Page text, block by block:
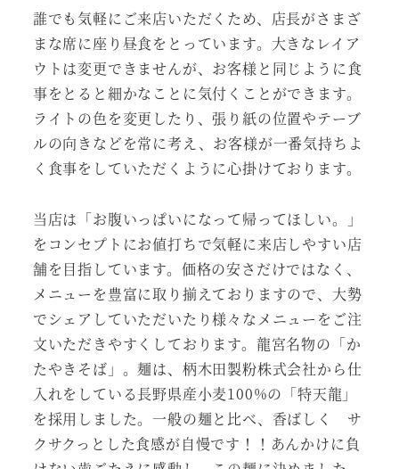
誰でも気軽にご来店いただくため、店長がさまざ
まな席に座り昼食をとっています。大きなレイア
ウトは変更できませんが、お客様と同じように食
事をとると細かなことに気付くことができます。
ライトの色を変更したり、張り紙の位置やテーブ
ルの向きなどを常に考え、お客様が一番気持ちよ
く食事をしていただくように心掛けております。
当店は「お腹いっぱいになって帰ってほしい。」
をコンセプトにお値打ちで気軽に来店しやすい店
舗を目指しています。価格の安さだけではなく、
メニューを豊富に取り揃えておりますので、大勢
でシェアしていただいたり様々なメニューをご注
文いただきやすくしております。龍宮名物の「か
たやきそば」。麺は、柄木田製粉株式会社から仕
入れをしている長野県産小麦100%の「特天龍」
を採用しました。一般の麺と比べ、香ばしく サ
クサクっとした食感が自慢です！！あんかけに負